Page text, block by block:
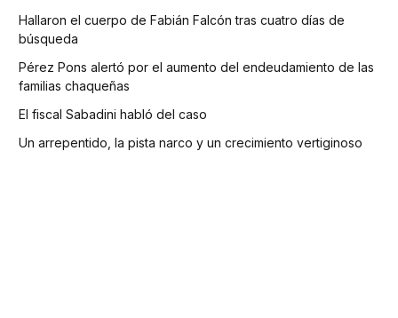
Hallaron el cuerpo de Fabián Falcón tras cuatro días de
búsqueda
Pérez Pons alertó por el aumento del endeudamiento de las
familias chaqueñas
El fiscal Sabadini habló del caso
Un arrepentido, la pista narco y un crecimiento vertiginoso